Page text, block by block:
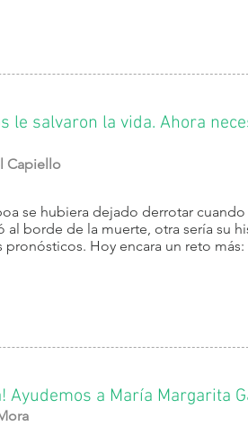
le salvaron la vida. Ahora
Capiello
se hubiera dejado derrotar
al borde de la muerte, otra sería su
pronósticos. Hoy encara un reto
Ayudemos a María Margarita